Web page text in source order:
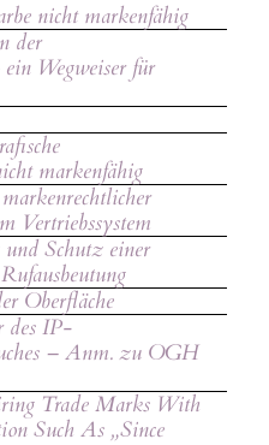
nicht markenfähig
der
Wegweiser für
markenfähig
Vertriebssystem
Schutz einer
Oberfläche
des IP-
– Anm. zu OGH
Trade Marks With
Such As „Since